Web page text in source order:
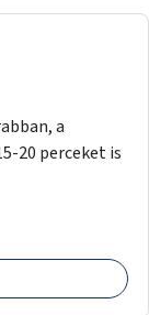
lakóknak
10-15
a
20 perceket is